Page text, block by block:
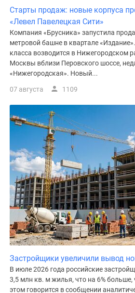
коттеджные
поселки
Коттеджные
поселки
лесу
Коттеджные
поселки
Коттеджные
поселки
ипотеку
Бизнес-
центры
Коттеджи
Скидки
акции
Макс
Старты продаж: новые корпуса
«Левел Павелецкая Сити»
Компания «Брусника» запустила
метровой башне в квартале
класса возводится в Нижегородском
Москвы вблизи Перовского шоссе,
«Нижегородская». Новый...
07 августа 1109
Застройщики увеличили вывод
В июле 2026 года российские
3,5 млн кв. м жилья, что на 6% больше,
этом говорится в сообщении